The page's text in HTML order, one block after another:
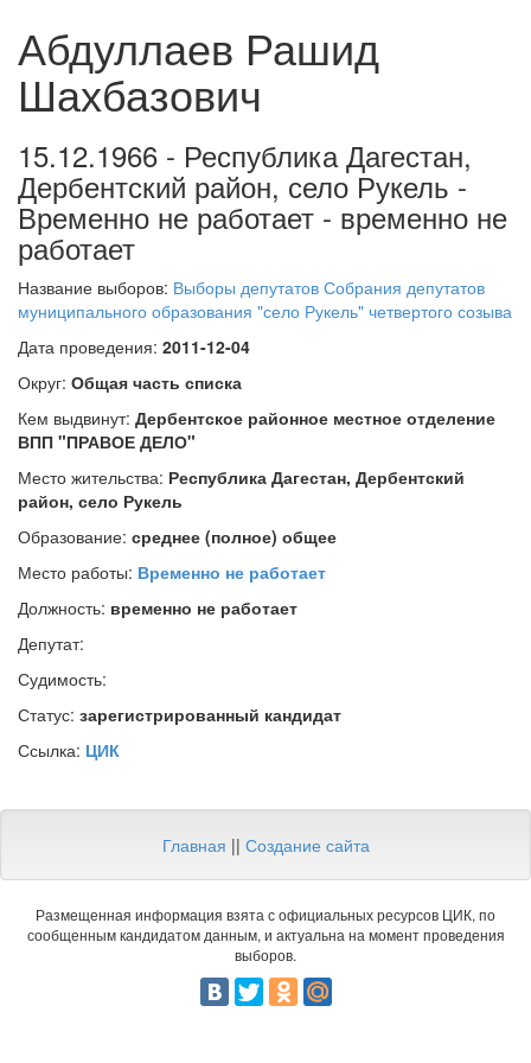
Абдуллаев Рашид
Шахбазович
15.12.1966 - Республика Дагестан,
Дербентский район, село Рукель -
Временно не работает - временно не
работает
Название выборов: Выборы депутатов Собрания депутатов
муниципального образования "село Рукель" четвертого созыва
Дата проведения: 2011-12-04
Округ: Общая часть списка
Кем выдвинут: Дербентское районное местное отделение
ВПП "ПРАВОЕ ДЕЛО"
Место жительства: Республика Дагестан, Дербентский
район, село Рукель
Образование: среднее (полное) общее
Место работы: Временно не работает
Должность: временно не работает
Депутат:
Судимость:
Статус: зарегистрированный кандидат
Ссылка: ЦИК
Главная || Создание сайта
Размещенная информация взята с официальных ресурсов ЦИК, по
сообщенным кандидатом данным, и актуальна на момент проведения
выборов.